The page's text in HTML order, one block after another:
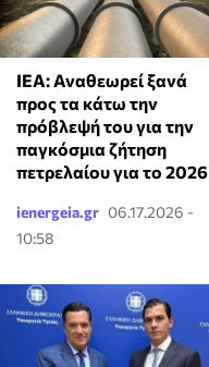
ΙΕΑ: Αναθεωρεί ξανά
προς τα κάτω την
πρόβλεψή του για την
παγκόσμια ζήτηση
πετρελαίου για το 2026
ienergeia.gr 06.17.2026 -
10:58